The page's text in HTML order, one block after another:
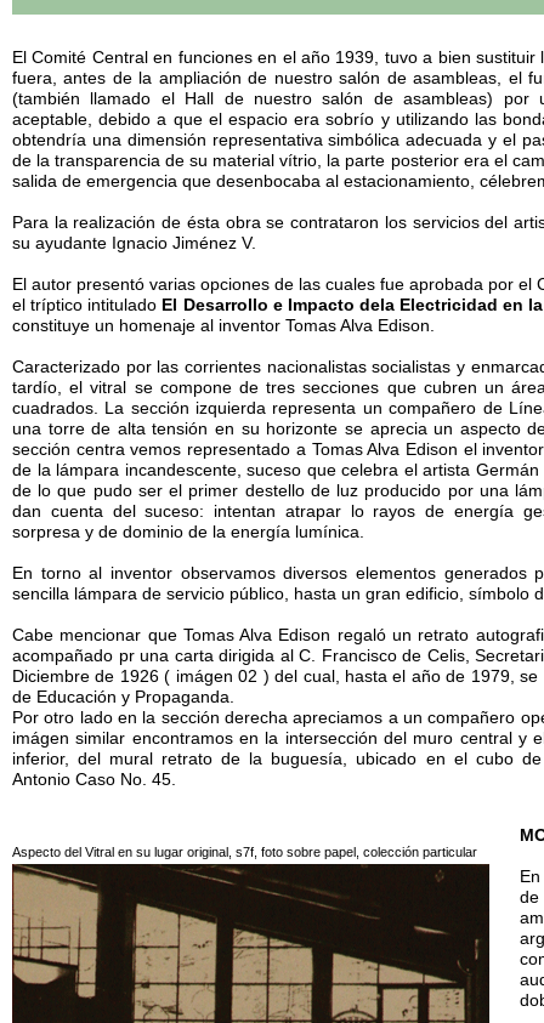
El Comité Central en funciones en el año 1939, tuvo a bien
fuera, antes de la ampliación de nuestro salón de asambleas, el
(también llamado el Hall de nuestro salón de asambleas)
aceptable, debido a que el espacio era sobrío y utilizando las
obtendría una dimensión representativa simbólica adecuada y el
de la transparencia de su material vítrio, la parte posterior era el
salida de emergencia que desenbocaba al estacionamiento,
Para la realización de ésta obra se contrataron los servicios del
su ayudante Ignacio Jiménez V.
El autor presentó varias opciones de las cuales fue aprobada por el
el tríptico intitulado El Desarrollo e Impacto dela Electricidad en
constituye un homenaje al inventor Tomas Alva Edison.
Caracterizado por las corrientes nacionalistas socialistas y
tardío, el vitral se compone de tres secciones que cubren un
cuadrados. La sección izquierda representa un compañero de
una torre de alta tensión en su horizonte se aprecia un aspecto
sección centra vemos representado a Tomas Alva Edison el
de la lámpara incandescente, suceso que celebra el artista
de lo que pudo ser el primer destello de luz producido por una
dan cuenta del suceso: intentan atrapar lo rayos de energía
sorpresa y de dominio de la energía lumínica.
En torno al inventor observamos diversos elementos generados
sencilla lámpara de servicio público, hasta un gran edificio, símbolo
Cabe mencionar que Tomas Alva Edison regaló un retrato
acompañado pr una carta dirigida al C. Francisco de Celis,
Diciembre de 1926 ( imágen 02 ) del cual, hasta el año de 1979,
de Educación y Propaganda.
Por otro lado en la sección derecha apreciamos a un compañero
imágen similar encontramos en la intersección del muro central y
inferior, del mural retrato de la buguesía, ubicado en el cubo
Antonio Caso No. 45.
Aspecto del Vitral en su lugar original, s7f, foto sobre papel, colección particular